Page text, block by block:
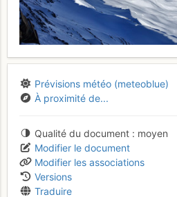
Prévisions météo (meteoblue)
À proximité de...
Qualité du document
moyen
Modifier le document
Modifier les associations
Versions
Traduire